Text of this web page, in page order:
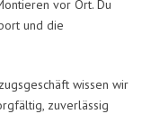
vor Ort. Du
und die
wissen wir
zuverlässig